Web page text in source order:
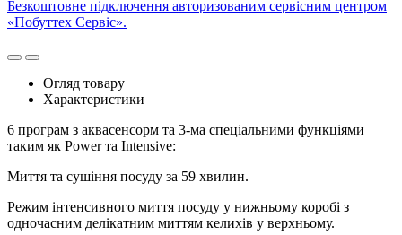
Безкоштовне підключення авторизованим сервісним центром
«Побуттех Сервіс».
Огляд товару
Характеристики
6 програм з аквасенсорм та 3-ма спеціальними функціями
таким як Power та Intensive:
Миття та сушіння посуду за 59 хвилин.
Режим інтенсивного миття посуду у нижньому коробі з
одночасним делікатним миттям келихів у верхньому.